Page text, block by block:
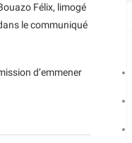
Félix, limogé
le communiqué
d’emmener